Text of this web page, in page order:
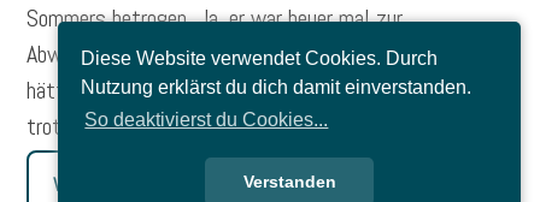
Diese Website verwendet Cookies. Durch
Nutzung erklärst du dich damit einverstanden.
So deaktivierst du Cookies...
Verstanden
Sommers betrogen. Ja, er war heuer mal zur
Abwechslung nicht unnötig heiß, aber bis Ende August
hätte er ruhig noch andauern dürfen. Schön war er
trotzdem.
Weiterlesen